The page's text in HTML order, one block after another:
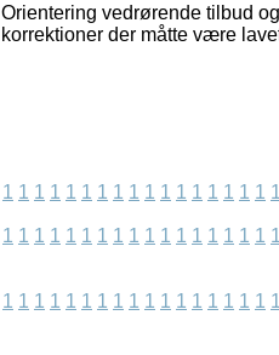
Orientering vedrørende tilbud
korrektioner der måtte være
1 1 1 1 1 1 1 1 1 1 1 1 1 1 1 1 1 1
1 1 1 1 1 1 1 1 1 1 1 1 1 1 1 1 1 1
1 1 1 1 1 1 1 1 1 1 1 1 1 1 1 1 1 1